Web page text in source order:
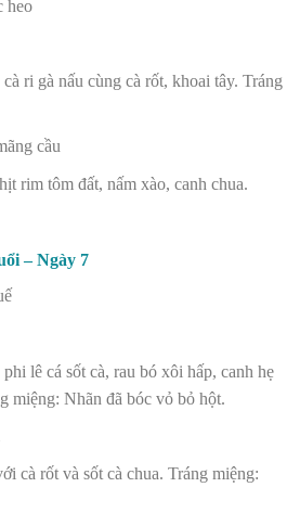
heo
ri gà nấu cùng cà rốt, khoai tây. Tráng
cầu
rim tôm đất, nấm xào, canh chua.
– Ngày 7
lê cá sốt cà, rau bó xôi hấp, canh hẹ
miệng: Nhãn đã bóc vỏ bỏ hột.
cà rốt và sốt cà chua. Tráng miệng: